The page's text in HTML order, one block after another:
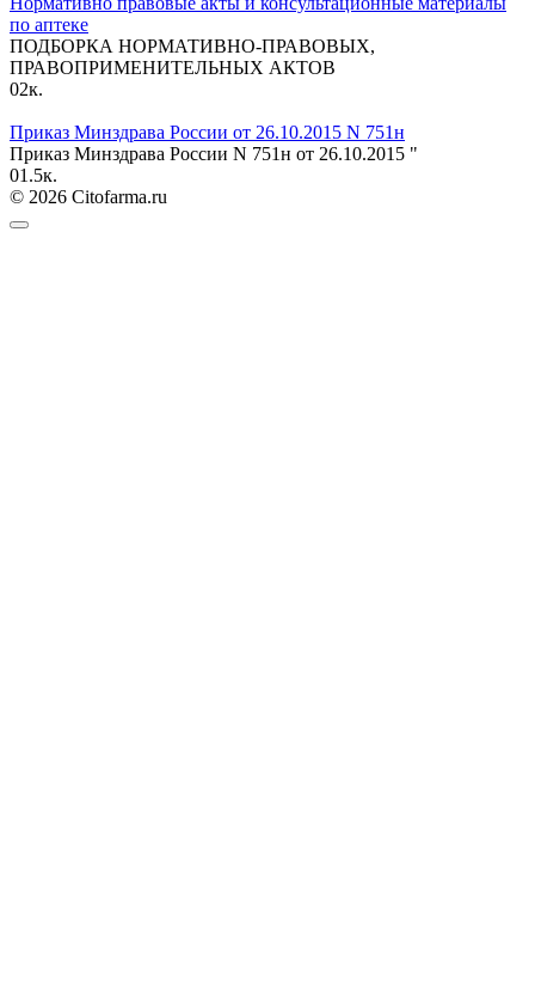
по аптеке
ПОДБОРКА НОРМАТИВНО-ПРАВОВЫХ,
ПРАВОПРИМЕНИТЕЛЬНЫХ АКТОВ
02к.
Приказ Минздрава России от 26.10.2015 N 751н
Приказ Минздрава России N 751н от 26.10.2015 "
01.5к.
© 2026 Citofarma.ru